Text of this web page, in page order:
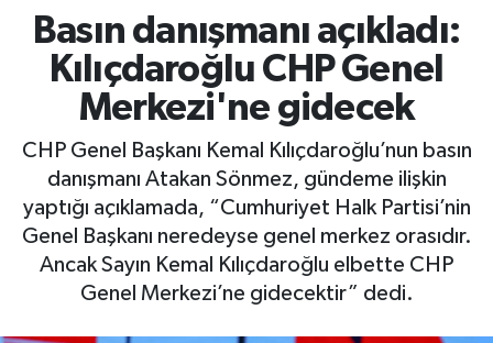
Basın danışmanı açıkladı:
Kılıçdaroğlu CHP Genel
Merkezi'ne gidecek
CHP Genel Başkanı Kemal Kılıçdaroğlu’nun basın
danışmanı Atakan Sönmez, gündeme ilişkin
yaptığı açıklamada, “Cumhuriyet Halk Partisi’nin
Genel Başkanı neredeyse genel merkez orasıdır.
Ancak Sayın Kemal Kılıçdaroğlu elbette CHP
Genel Merkezi’ne gidecektir” dedi.
RESMİ İLANLAR
SİYASET
YAŞAM
SPOR
Bursa Trafik Yoğunluk Haritası
Süper Lig Puan Durumu ve Fikstür
Son Dakika Haberleri
Haber Arşivi